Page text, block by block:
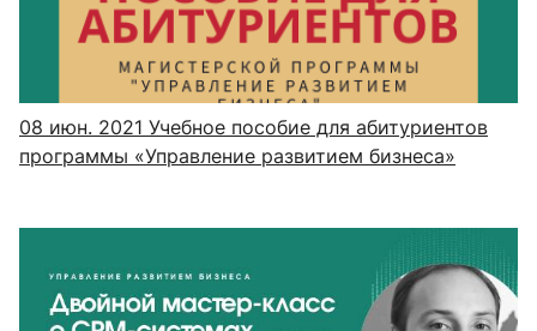
08 июн. 2021 Учебное пособие для абитуриентов
программы «Управление развитием бизнеса»